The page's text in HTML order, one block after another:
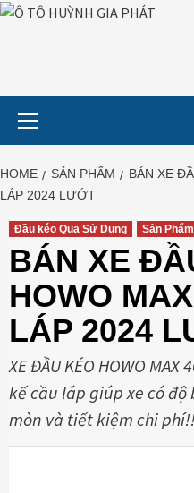
HOME SẢN PHẨM
BÁN XE
LÁP 2024 LƯỚT
Đầu kéo Qua Sử Dụng Sản Phẩm
BÁN XE
HOWO
LÁP 2024
XE ĐẦU KÉO HOWO MAX
kế cầu láp giúp xe có
mòn và tiết kiệm chi